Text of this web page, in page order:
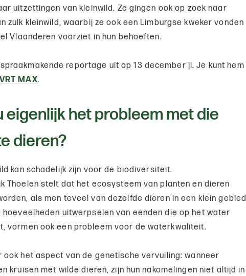
uitzettingen van kleinwild. Ze gingen ook op zoek naar
zulk kleinwild, waarbij ze ook een Limburgse kweker vonden
Vlaanderen voorziet in hun behoeften.
reportage uit op 13 december jl. Je kunt hem
VRT MAX.
eigenlijk het probleem met die
dieren?
kan schadelijk zijn voor de biodiversiteit.
Thoelen stelt dat het ecosysteem van planten en dieren
als men teveel van dezelfde dieren in een klein gebied
uitwerpselen van eenden die op het water
vormen ook een probleem voor de waterkwaliteit.
ook het aspect van de genetische vervuiling: wanneer
kruisen met wilde dieren, zijn hun nakomelingen niet altijd in